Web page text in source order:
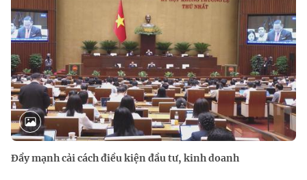
Đẩy mạnh cải cách điều kiện đầu tư, kinh doanh